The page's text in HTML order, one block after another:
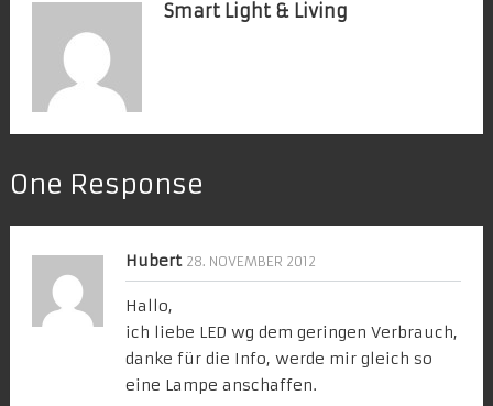
Smart Light & Living
One Response
Hubert 28. NOVEMBER 2012
Hallo,
ich liebe LED wg dem geringen Verbrauch,
danke für die Info, werde mir gleich so
eine Lampe anschaffen.